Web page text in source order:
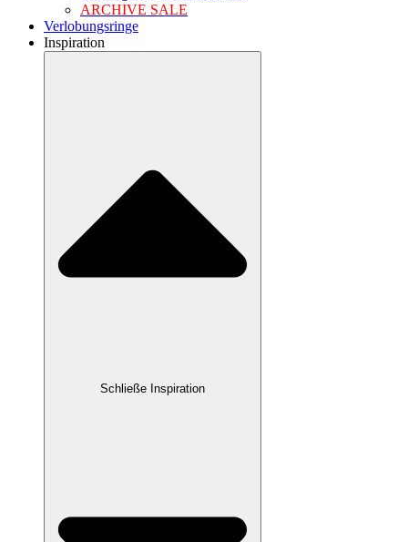
ARCHIVE SALE
Verlobungsringe
Inspiration
Schließe Inspiration